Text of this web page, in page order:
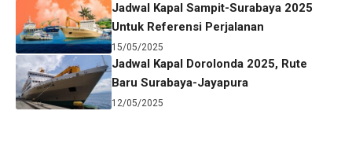
Jadwal Kapal Sampit-Surabaya 2025
Untuk Referensi Perjalanan
15/05/2025
Jadwal Kapal Dorolonda 2025, Rute
Baru Surabaya-Jayapura
12/05/2025